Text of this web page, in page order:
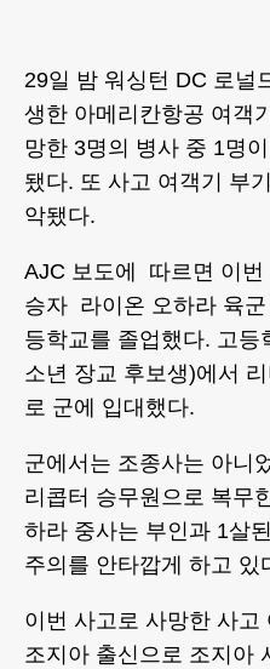
29일 밤 워싱턴 DC 로널
생한 아메리칸항공 여객
망한 3명의 병사 중 1명
됐다. 또 사고 여객기 부
악됐다.
AJC 보도에 따르면 이
승자 라이온 오하라 육
등학교를 졸업했다. 고등
소년 장교 후보생)에서
로 군에 입대했다.
군에서는 조종사는 아니
리콥터 승무원으로 복무
하라 중사는 부인과 1살
주의를 안타깝게 하고 있
이번 사고로 사망한 사고
조지아 출신으로 조지아